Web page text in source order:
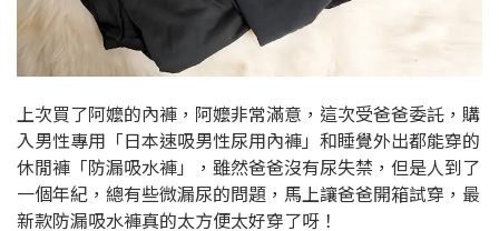
上次買了阿嬤的內褲，阿嬤非常滿意，這次受爸爸委託，購
入男性專用「日本速吸男性尿用內褲」和睡覺外出都能穿的
休閒褲「防漏吸水褲」，雖然爸爸沒有尿失禁，但是人到了
一個年紀，總有些微漏尿的問題，馬上讓爸爸開箱試穿，最
新款防漏吸水褲真的太方便太好穿了呀！